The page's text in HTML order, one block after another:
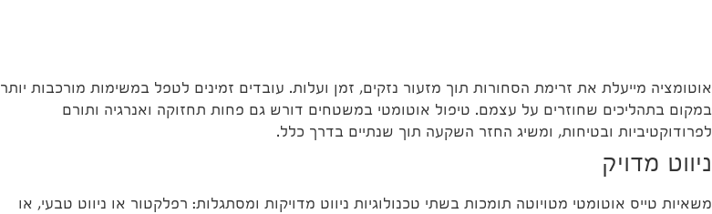
אוטומציה מייעלת את זרימת הסחורות תוך מזעור נזקים, זמן ועלות. עובדים זמינים לטפל במשימות מורכבות יותר
במקום בתהליכים שחוזרים על עצמם. טיפול אוטומטי במשטחים דורש גם פחות תחזוקה ואנרגיה ותורם
לפרודוקטיביות ובטיחות, ומשיג החזר השקעה תוך שנתיים בדרך כלל.
ניווט מדויק
משאיות טייס אוטומטי מטויוטה תומכות בשתי טכנולוגיות ניווט מדויקות ומסתגלות: רפלקטור או ניווט טבעי, או